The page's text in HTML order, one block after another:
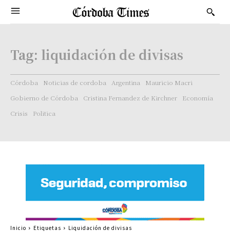
Tag: liquidación de divisas
Córdoba Noticias de cordoba Argentina
Mauricio Macri
Gobierno de Córdoba
Cristina Fernandez de Kirchner
Economía
Crisis
Politica
Inicio Etiquetas Liquidación de divisas